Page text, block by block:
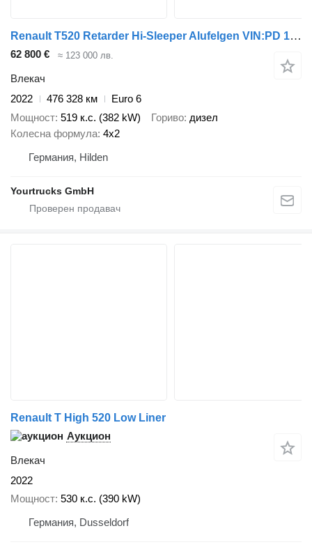
Renault T520 Retarder Hi-Sleeper Alufelgen VIN:PD 10Stk
62 800 € ≈ 123 000 лв.
Влекач
2022
476 328 км
Euro 6
Мощност 519 к.с. (382 kW) Гориво дизел
Колесна формула 4x2
Германия, Hilden
Yourtrucks GmbH
Renault T High 520 Low Liner
Аукцион
Влекач
2022
Мощност 530 к.с. (390 kW)
Германия, Dusseldorf